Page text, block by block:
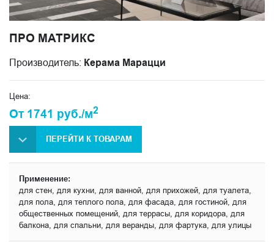
ПРО МАТРИКС
Производитель: Керама Марацци
Цена:
От 1741 руб./м2
ПЕРЕЙТИ К ТОВАРАМ
Применение:
для стен, для кухни, для ванной, для прихожей, для туалета,
для пола, для теплого пола, для фасада, для гостиной, для
общественных помещений, для террасы, для коридора, для
балкона, для спальни, для веранды, для фартука, для улицы